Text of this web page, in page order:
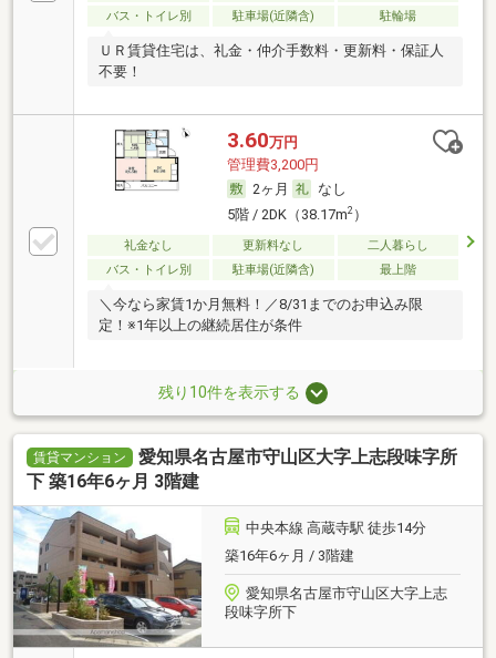
バス・トイレ別
駐車場(近隣含) 駐輪場
ＵＲ賃貸住宅は、礼金・仲介手数料・更新料・保証人
不要！
3.60万円
管理費3,200円
2ヶ月
なし
5階 / 2DK（38.17m2）
礼金なし 更新料なし
二人暮らし
バス・トイレ別
駐車場(近隣含) 最上階
＼今なら家賃1か月無料！／8/31までのお申込み限
定！※1年以上の継続居住が条件
残り10件を表示する
賃貸マンション
愛知県名古屋市守山区大字上志段味字所
下 築16年6ヶ月 3階建
中央本線 高蔵寺駅 徒歩14分
築16年6ヶ月 / 3階建
愛知県名古屋市守山区大字上志
段味字所下